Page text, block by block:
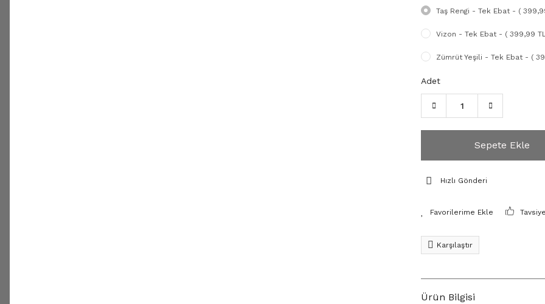
Taş Rengi - Tek Ebat - (
Vizon - Tek Ebat - ( 399,99
Zümrüt Yeşili - Tek Ebat - (
Adet
Sepete Ekle
Hızlı Gönderi
Karşılaştır
Ürün Bilgisi